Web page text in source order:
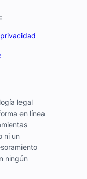
legal
en línea
ni un
ningún